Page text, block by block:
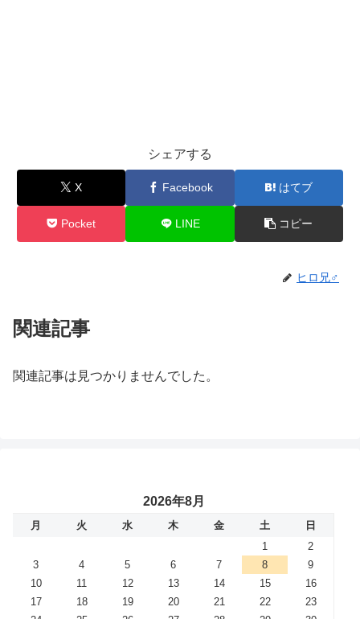
シェアする
X Facebook はてブ
Pocket LINE コピー
ヒロ兄♂
関連記事
関連記事は見つかりませんでした。
2026年8月
月 火 水 木 金 土
日
1
2
3
4 5 6 7 8
9
10
11 12 13 14 15
16
17
18 19 20 21 22
23